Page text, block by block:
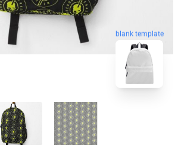
blank template